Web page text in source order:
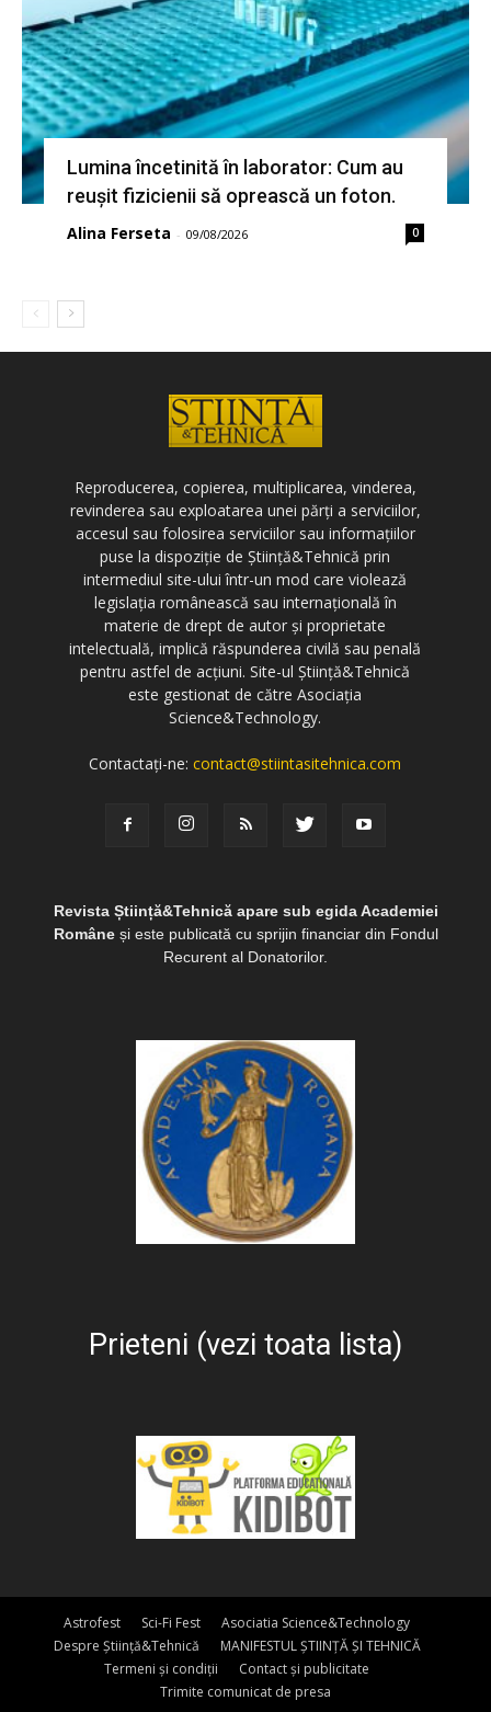
Lumina încetinită în laborator: Cum au
reușit fizicienii să oprească un foton.
Alina Ferseta - 09/08/2026 0
Reproducerea, copierea, multiplicarea, vinderea,
revinderea sau exploatarea unei părți a serviciilor,
accesul sau folosirea serviciilor sau informațiilor
puse la dispoziție de Știință&Tehnică prin
intermediul site-ului într-un mod care violează
legislația românească sau internațională în
materie de drept de autor și proprietate
intelectuală, implică răspunderea civilă sau penală
pentru astfel de acțiuni. Site-ul Știință&Tehnică
este gestionat de către Asociația
Science&Technology.
Contactați-ne:contact@stiintasitehnica.com
Revista Știință&Tehnică apare sub egida Academiei
Româneși este publicată cu sprijin financiar din Fondul
Recurent al Donatorilor.
Prieteni (vezi toata lista)
Astrofest Sci-Fi Fest
Asociatia Science&Technology
Despre Știință&Tehnică
MANIFESTUL ȘTIINȚĂ ȘI TEHNICĂ
Termeni și condiții
Contact și publicitate
Trimite comunicat de presa